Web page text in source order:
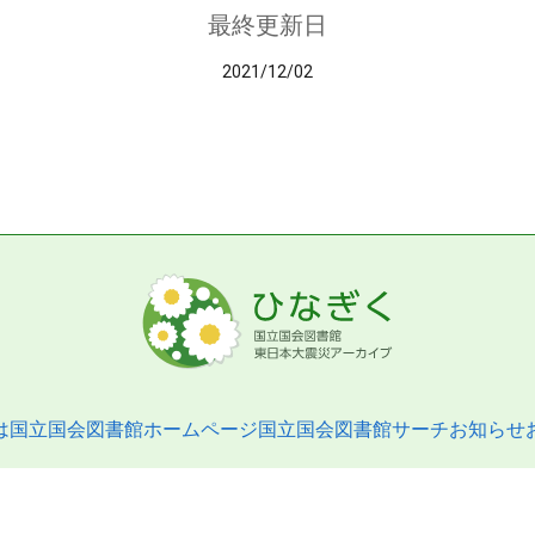
最終更新日
2021/12/02
国立国会図書館ホームページ国立国会図書館サーチお知らせ